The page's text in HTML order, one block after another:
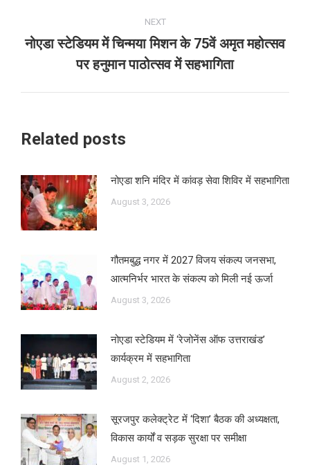
NEXT
Next
post:
नोएडा स्टेडियम में चिन्मया मिशन के 75वें अमृत महोत्सव
पर हनुमान पाठोत्सव में सहभागिता
Related posts
नोएडा शनि मंदिर में कांवड़ सेवा शिविर में सहभागिता
August 3, 2026
गौतमबुद्ध नगर में 2027 विजय संकल्प जनसभा,
आत्मनिर्भर भारत के संकल्प को मिली नई ऊर्जा
August 3, 2026
नोएडा स्टेडियम में ‘रेजोनेंस ऑफ उत्तराखंड’
कार्यक्रम में सहभागिता
August 2, 2026
सूरजपुर कलेक्ट्रेट में ‘दिशा’ बैठक की अध्यक्षता,
विकास कार्यों व सड़क सुरक्षा पर समीक्षा
August 1, 2026